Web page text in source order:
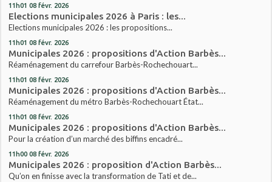
11h01 08 févr. 2026
Elections municipales 2026 à Paris : les...
Elections municipales 2026 : les propositions...
11h01 08 févr. 2026
Municipales 2026 : propositions d'Action Barbès...
Réaménagement du carrefour Barbès-Rochechouart...
11h01 08 févr. 2026
Municipales 2026 : propositions d'Action Barbès...
Réaménagement du métro Barbès-Rochechouart État...
11h01 08 févr. 2026
Municipales 2026 : propositions d'Action Barbès...
Pour la création d’un marché des biffins encadré...
11h00 08 févr. 2026
Municipales 2026 : proposition d'Action Barbès...
Qu’on en finisse avec la transformation de Tati et de...